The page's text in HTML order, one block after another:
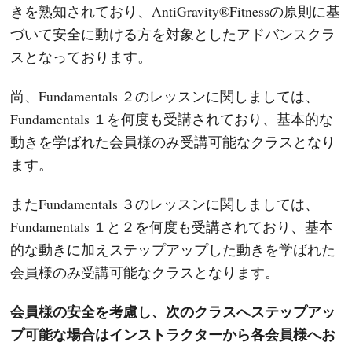
きを熟知されており、AntiGravity®Fitnessの原則に基
づいて安全に動ける方を対象としたアドバンスクラ
スとなっております。
尚、Fundamentals ２のレッスンに関しましては、
Fundamentals １を何度も受講されており、基本的な
動きを学ばれた会員様のみ受講可能なクラスとなり
ます。
またFundamentals ３のレッスンに関しましては、
Fundamentals １と２を何度も受講されており、基本
的な動きに加えステップアップした動きを学ばれた
会員様のみ受講可能なクラスとなります。
会員様の安全を考慮し、次のクラスへステップアッ
プ可能な場合はインストラクターから各会員様へお